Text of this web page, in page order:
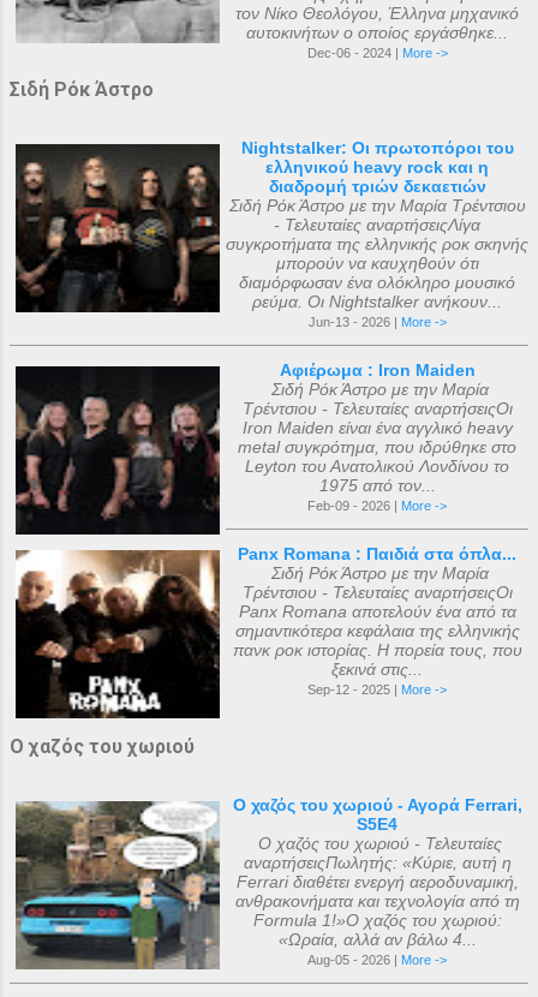
τον Νίκο Θεολόγου, Έλληνα μηχανικό
αυτοκινήτων ο οποίος εργάσθηκε...
Dec-06 - 2024 | More ->
Σιδή Ρόκ Άστρο
Nightstalker: Οι πρωτοπόροι του
ελληνικού heavy rock και η
διαδρομή τριών δεκαετιών
Σιδή Ρόκ Άστρο με την Μαρία Τρέντσιου
- Τελευταίες αναρτήσειςΛίγα
συγκροτήματα της ελληνικής ροκ σκηνής
μπορούν να καυχηθούν ότι
διαμόρφωσαν ένα ολόκληρο μουσικό
ρεύμα. Οι Nightstalker ανήκουν...
Jun-13 - 2026 | More ->
Αφιέρωμα : Iron Maiden
Σιδή Ρόκ Άστρο με την Μαρία
Τρέντσιου - Τελευταίες αναρτήσειςΟι
Iron Maiden είναι ένα αγγλικό heavy
metal συγκρότημα, που ιδρύθηκε στο
Leyton του Ανατολικού Λονδίνου το
1975 από τον...
Feb-09 - 2026 | More ->
Panx Romana : Παιδιά στα όπλα...
Σιδή Ρόκ Άστρο με την Μαρία
Τρέντσιου - Τελευταίες αναρτήσειςΟι
Panx Romana αποτελούν ένα από τα
σημαντικότερα κεφάλαια της ελληνικής
πανκ ροκ ιστορίας. Η πορεία τους, που
ξεκινά στις...
Sep-12 - 2025 | More ->
Ο χαζός του χωριού
Ο χαζός του χωριού - Αγορά Ferrari,
S5E4
Ο χαζός του χωριού - Τελευταίες
αναρτήσειςΠωλητής: «Κύριε, αυτή η
Ferrari διαθέτει ενεργή αεροδυναμική,
ανθρακονήματα και τεχνολογία από τη
Formula 1!»Ο χαζός του χωριού:
«Ωραία, αλλά αν βάλω 4...
Aug-05 - 2026 | More ->